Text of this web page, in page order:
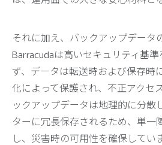
それに加え、バックアップデータ
Barracudaは高いセキュリティ基
ず、データは転送時および保存時
化によって保護され、不正アクセ
ックアップデータは地理的に分散
ターに冗長保存されるため、単一
し、災害時の可用性を確保してい